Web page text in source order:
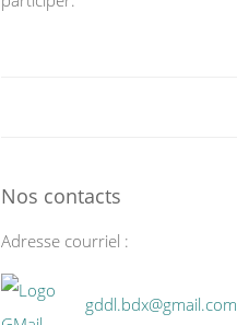
Nos contacts
Adresse courriel :
gddl.bdx@gmail.com